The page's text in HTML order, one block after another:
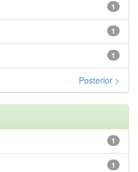
1
1
1
Posterior >
1
1